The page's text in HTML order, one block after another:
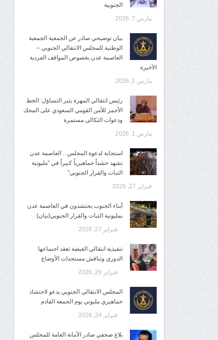
الجنوبية
مارس 7, 2026
بيان توضيحي صادر عن الجمعية الجمعية
الوطنية للمجلس الانتقالي الجنوبي –
العاصمة عدن بخصوص المواقف الفردية
الأخيرة
مارس 1, 2026
رئيس انتقالي المهرة يثير التساؤل: الخط
الأحمر للأمن القومي السعودي على المحك
ودعوات الثكالى مستمرة
مارس 1, 2026
استجابة لدعوة المجلس .. العاصمة عدن
تشهد حشداً جماهيرياً كبيراً في “مليونية
الثبات والقرار الجنوبي”
فبراير 27, 2026
أبناء الجنوب يحتشدون في العاصمة عدن
بمليونية الثبات والقرار الجنوبي(بيان)
فبراير 27, 2026
تنفيذية انتقالي الغيضة تعقد اجتماعها
الدوري وتناقش مستجدات الأوضاع
فبراير 26, 2026
المجلس الانتقالي الجنوبي يدعو لاحتشاد
جماهيري مليوني يوم الجمعة القادم
فبراير 24, 2026
بلاغ صحفي صادر الأمانة العامة للمجلس